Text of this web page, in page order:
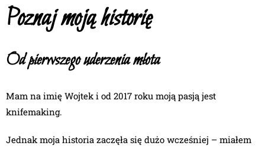
Poznaj moją historię
Od pierwszego uderzenia młota
Mam na imię Wojtek i od 2017 roku moją pasją jest
knifemaking.
Jednak moja historia zaczęła się dużo wcześniej – miałem